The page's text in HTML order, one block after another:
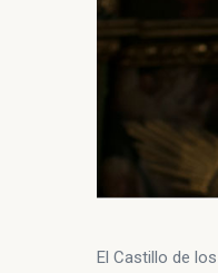
El Castillo de